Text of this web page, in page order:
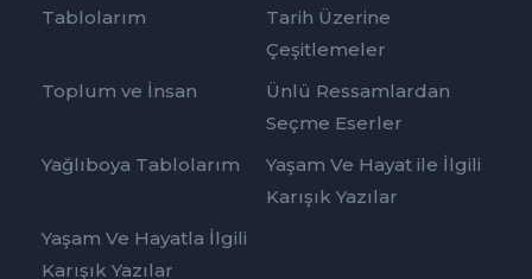
Tablolarım
Tarih Üzerine
Çeşitlemeler
Toplum ve İnsan
Ünlü Ressamlardan
Seçme Eserler
Yağlıboya Tablolarım
Yaşam Ve Hayat ile İlgili
Karışık Yazılar
Yaşam Ve Hayatla İlgili
Karışık Yazılar